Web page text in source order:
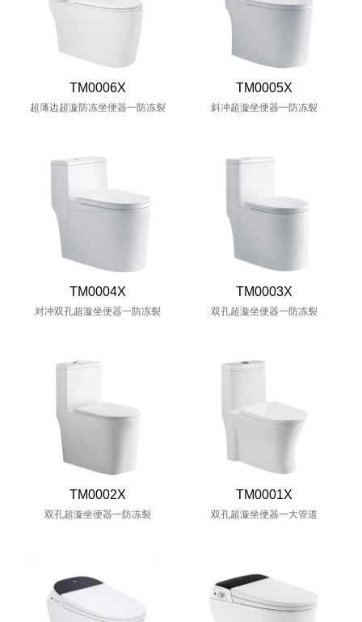
TM0006X
超薄边超漩防冻坐便器一防冻裂
TM0005X
斜冲超漩坐便器一防冻裂
TM0004X
对冲双孔超漩坐便器一防冻裂
TM0003X
双孔超漩坐便器一防冻裂
TM0002X
双孔超漩坐便器一防冻裂
TM0001X
双孔超漩坐便器一大管道